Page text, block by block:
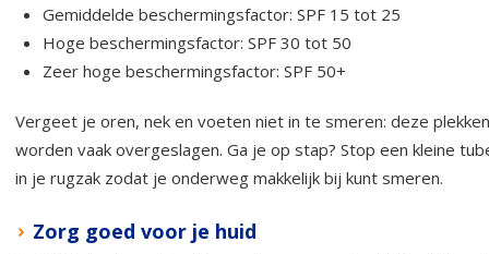
Gemiddelde beschermingsfactor: SPF 15 tot 25
Hoge beschermingsfactor: SPF 30 tot 50
Zeer hoge beschermingsfactor: SPF 50+
Vergeet je oren, nek en voeten niet in te smeren: deze plekken
worden vaak overgeslagen. Ga je op stap? Stop een kleine
in je rugzak zodat je onderweg makkelijk bij kunt smeren.
Zorg goed voor je huid